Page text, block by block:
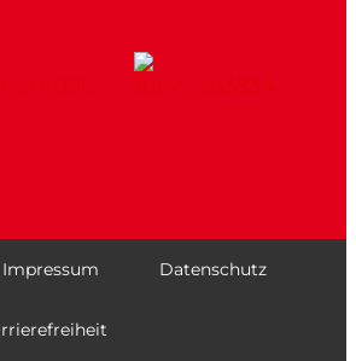
Impressum Datenschutz